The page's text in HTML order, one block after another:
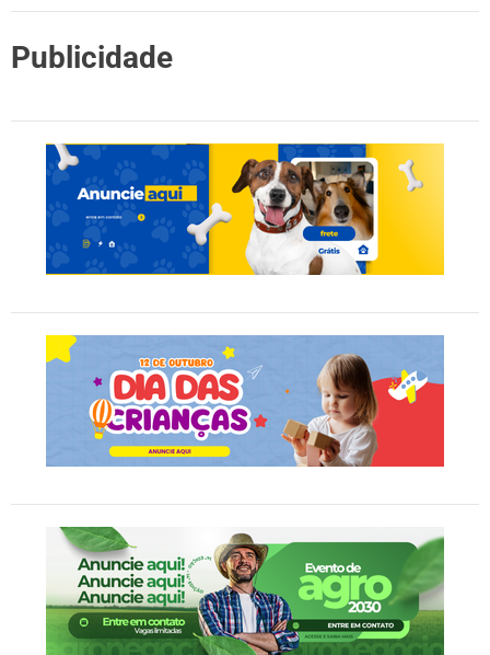
Publicidade